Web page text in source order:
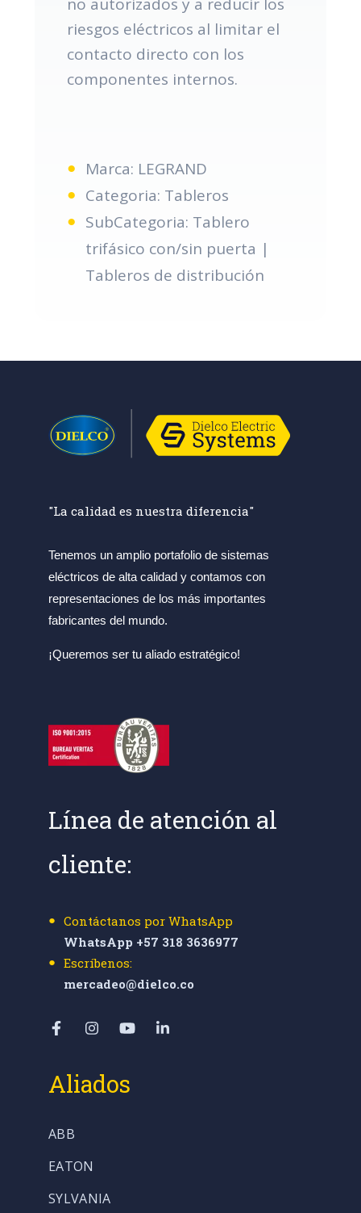
riesgos eléctricos al limitar el
contacto directo con los
componentes internos.
Marca: LEGRAND
Categoria: Tableros
SubCategoria: Tablero
trifásico con/sin puerta |
Tableros de distribución
"La calidad es nuestra diferencia"
Tenemos un amplio portafolio de sistemas
eléctricos de alta calidad y contamos con
representaciones de los más importantes
fabricantes del mundo.
¡Queremos ser tu aliado estratégico!
Línea de atención al
cliente:
Contáctanos por WhatsApp
WhatsApp +57 318 3636977
Escríbenos:
mercadeo@dielco.co
Aliados
ABB
EATON
SYLVANIA